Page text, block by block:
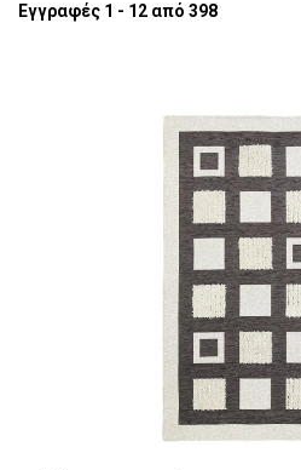
Εγγραφές 1 - 12 από 398